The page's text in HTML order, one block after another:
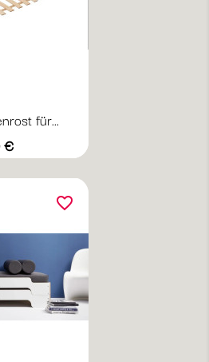
für...
€
favorite_border